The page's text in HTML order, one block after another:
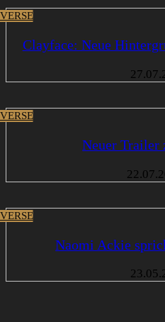
Clayface: Neue
Neuer Trailer
Naomi Ackie